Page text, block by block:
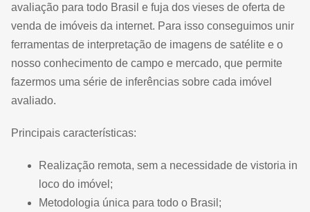
avaliação para todo Brasil e fuja dos vieses de oferta de
venda de imóveis da internet. Para isso conseguimos unir
ferramentas de interpretação de imagens de satélite e o
nosso conhecimento de campo e mercado, que permite
fazermos uma série de inferências sobre cada imóvel
avaliado.
Principais características:
Realização remota, sem a necessidade de vistoria in
loco do imóvel;
Metodologia única para todo o Brasil;